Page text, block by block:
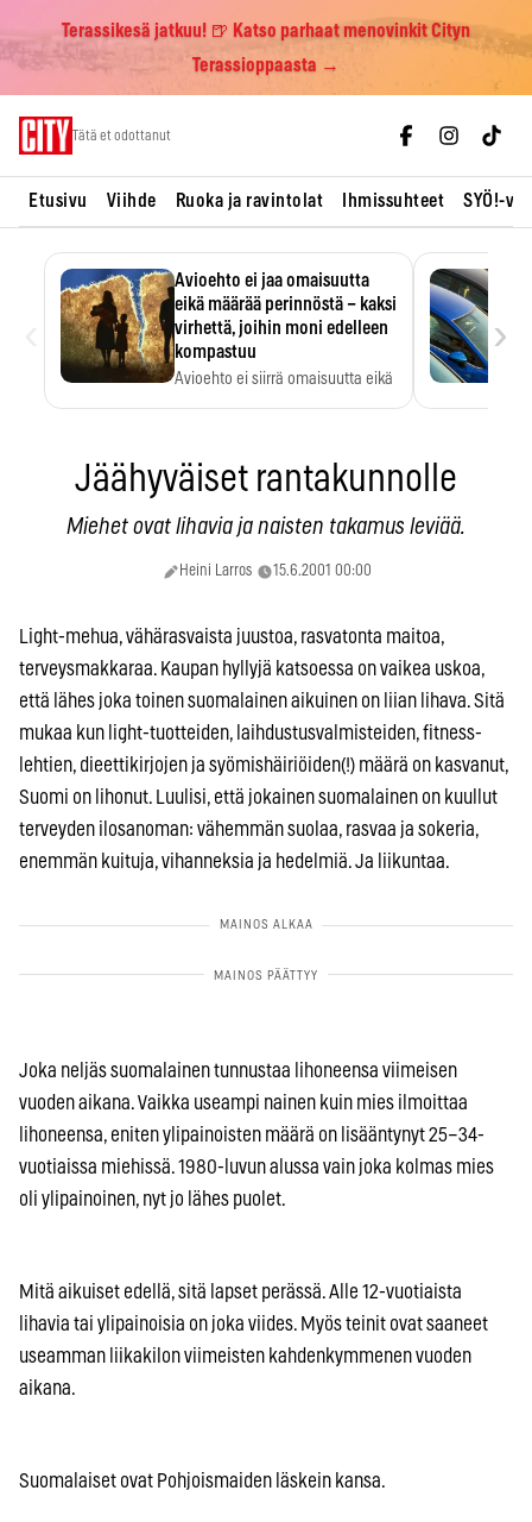
Terassikesä jatkuu! 🍺 Katso parhaat menovinkit Cityn
Terassioppaasta →
Tätä et odottanut
Etusivu Viihde Ruoka ja ravintolat Ihmissuhteet SYÖ!-
Avioehto ei jaa omaisuutta
eikä määrää perinnöstä – kaksi
virhettä, joihin moni edelleen
kompastuu
Avioehto ei siirrä omaisuutta eikä
›
Jäähyväiset rantakunnolle
Miehet ovat lihavia ja naisten takamus leviää.
Heini Larros 15.6.2001 00:00
Light-mehua, vähärasvaista juustoa, rasvatonta maitoa,
terveysmakkaraa. Kaupan hyllyjä katsoessa on vaikea uskoa,
että lähes joka toinen suomalainen aikuinen on liian lihava. Sitä
mukaa kun light-tuotteiden, laihdustusvalmisteiden, fitness-
lehtien, dieettikirjojen ja syömishäiriöiden(!) määrä on kasvanut,
Suomi on lihonut. Luulisi, että jokainen suomalainen on kuullut
terveyden ilosanoman: vähemmän suolaa, rasvaa ja sokeria,
enemmän kuituja, vihanneksia ja hedelmiä. Ja liikuntaa.
Joka neljäs suomalainen tunnustaa lihoneensa viimeisen
vuoden aikana. Vaikka useampi nainen kuin mies ilmoittaa
lihoneensa, eniten ylipainoisten määrä on lisääntynyt 25–34-
vuotiaissa miehissä. 1980-luvun alussa vain joka kolmas mies
oli ylipainoinen, nyt jo lähes puolet.
Mitä aikuiset edellä, sitä lapset perässä. Alle 12-vuotiaista
lihavia tai ylipainoisia on joka viides. Myös teinit ovat saaneet
useamman liikakilon viimeisten kahdenkymmenen vuoden
aikana.
Suomalaiset ovat Pohjoismaiden läskein kansa.